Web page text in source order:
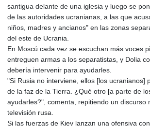
santigua delante de una iglesia y luego se
de las autoridades ucranianas, a las que
niños, madres y ancianos" en las zonas
del este de Ucrania.
En Moscú cada vez se escuchan más voces
entreguen armas a los separatistas, y Dolia
debería intervenir para ayudarles.
"Si Rusia no interviene, ellos [los ucranianos]
de la faz de la Tierra. ¿Qué otro [a parte de
ayudarles?", comenta, repitiendo un discurso
televisión rusa.
Si las fuerzas de Kiev lanzan una ofensiva